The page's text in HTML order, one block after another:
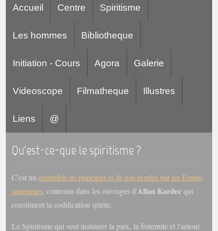
Fédérations spirites
Accueil Centre Spiritisme
Les hommes Bibliotheque
Initiation - Cours Agora Galerie
Videoscope Filmatheque Illustres
Liens @
Qu'est-ce-que le spiritisme ?
C'est un ensemble de principes et de lois reveles par les Esprits
superieurs, contenus dans les ouvrages d'Allan Kardecqui
constituent la codification spirite.
Le Spiritisme qui veut instaurer la paix, la fraternite et l'amour